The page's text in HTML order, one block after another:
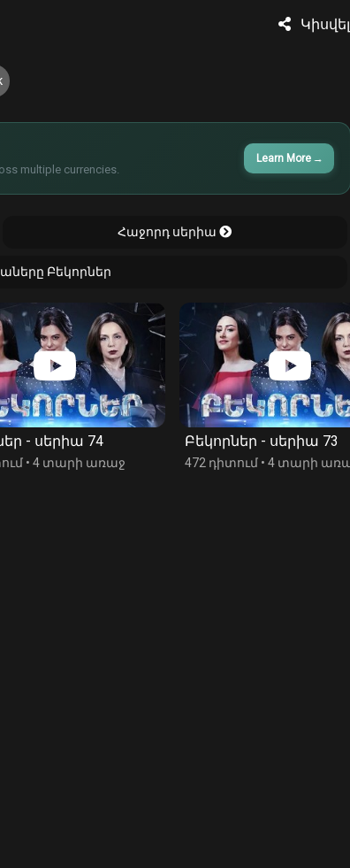
Կիսվել
multiple currencies.
Learn More →
Հաջորդ սերիա
Բեկորներ
74
առաջ
Բեկորներ - սերիա 73
472 դիտում•4 տարի առաջ